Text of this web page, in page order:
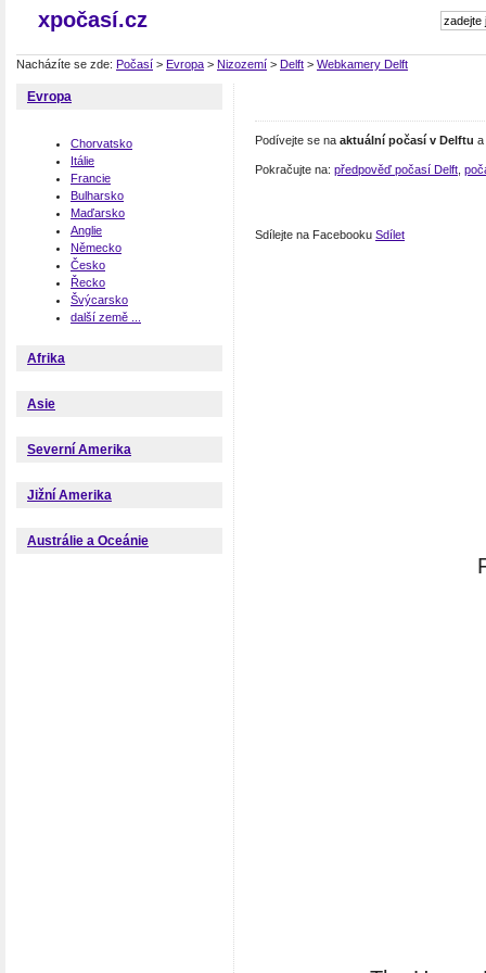
xpočasí.cz
Nacházíte se zde: Počasí > Evropa > Nizozemí > Delft > Webkamery Delft
Evropa
Chorvatsko
Itálie
Francie
Bulharsko
Maďarsko
Anglie
Německo
Česko
Řecko
Švýcarsko
další země ...
Afrika
Asie
Severní Amerika
Jižní Amerika
Austrálie a Oceánie
Podívejte se na aktuální počasí v Delftu a
Pokračujte na: předpověď počasí Delft
Sdílejte na Facebooku Sdílet